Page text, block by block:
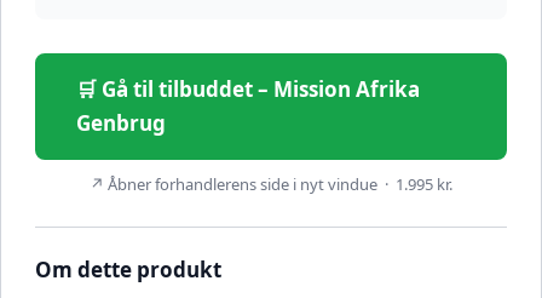
🛒 Gå til tilbuddet – Mission Afrika
Genbrug
↗ Åbner forhandlerens side i nyt vindue · 1.995 kr.
Om dette produkt